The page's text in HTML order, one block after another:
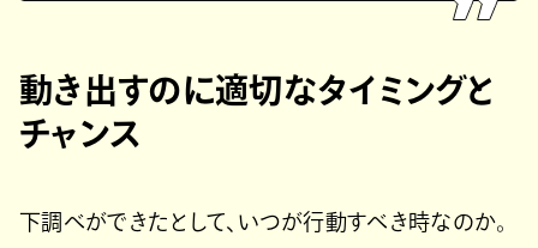
動き出すのに適切なタイミングと
チャンス
下調べができたとして、いつが行動すべき時なのか。